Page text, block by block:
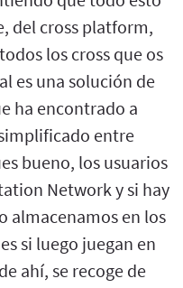
del cross platform,
los cross que os
es una solución de
ha encontrado a
entre
bueno, los usuarios
Network y si hay
almacenamos en los
si luego juegan en
ahí, se recoge de